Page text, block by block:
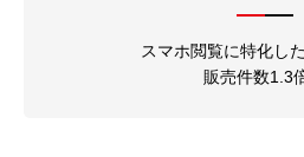
スマホ閲覧に特化し
販売件数1.3